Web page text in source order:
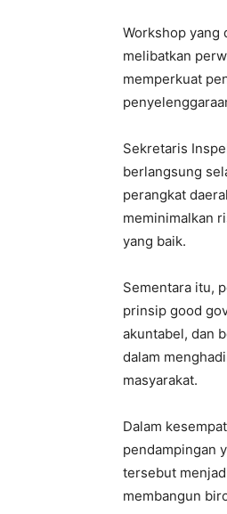
Workshop yang
melibatkan
memperkuat
Sekretaris
berlangsung
perangkat
meminimalkan
yang baik.
Sementara itu,
prinsip good
akuntabel, dan
dalam
masyarakat.
Dalam
pendampingan
tersebut
membangun